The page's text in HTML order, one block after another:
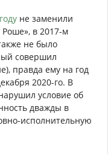
не заменили
в 2017-м
не было
совершил
правда ему на год
2020-го. В
условие об
дважды в
исполнительную